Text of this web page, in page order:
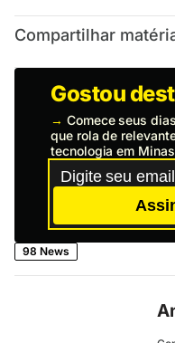
Compartilhar
Gostou
→ Comece seus
que rola de
tecnologia em
98 News